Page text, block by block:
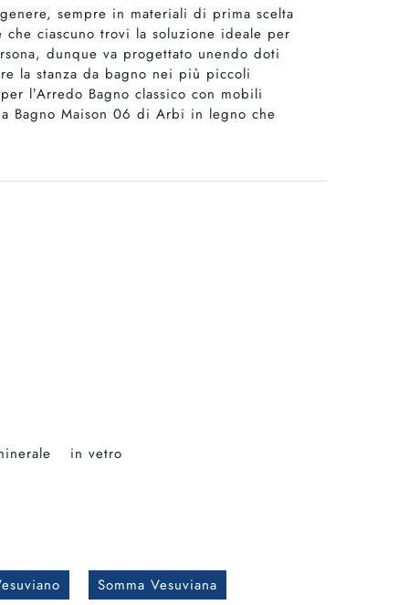
sempre in materiali di prima scelta
ciascuno trovi la soluzione ideale per
dunque va progettato unendo doti
la stanza da bagno nei più piccoli
l’Arredo Bagno classico con mobili
Bagno Maison 06 di Arbi in legno che
in vetro
Somma Vesuviana